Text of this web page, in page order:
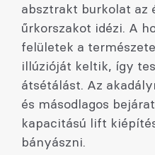
absztrakt burkolat az
űrkorszakot idézi. A
felületek a
illúzióját keltik, így
átsétálást. Az
és másodlagos
kapacitású lift
bányászni.